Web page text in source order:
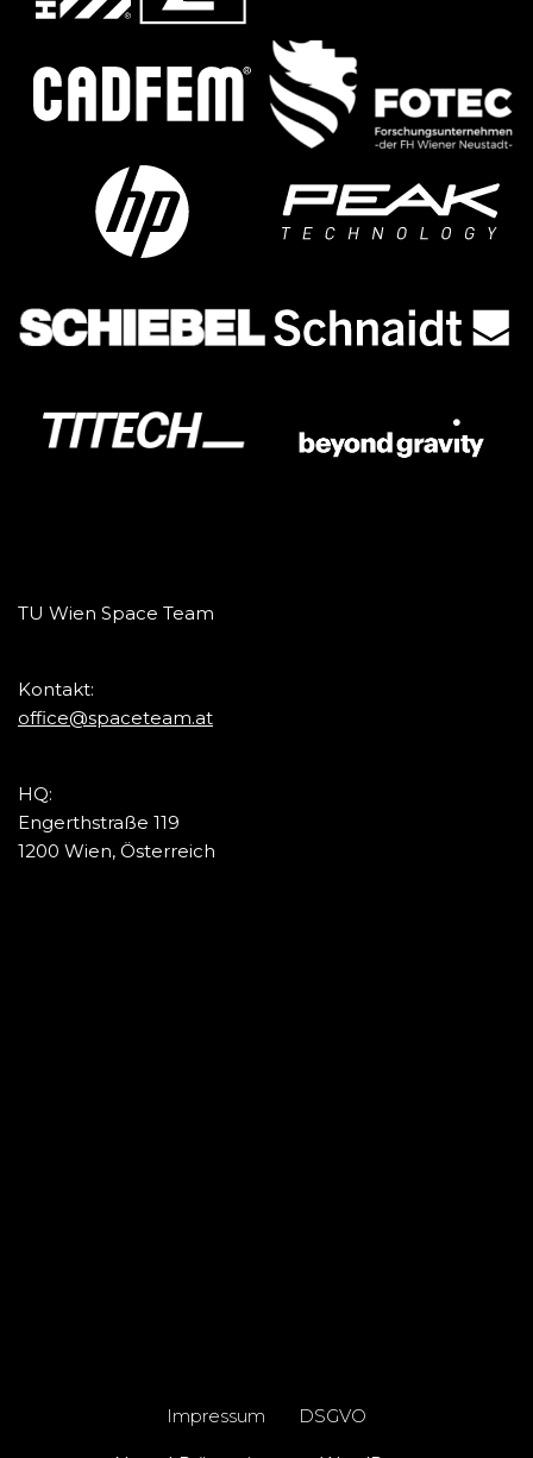
TU Wien Space Team
Kontakt:
office@spaceteam.at
HQ:
Engerthstraße 119
1200 Wien, Österreich
Impressum DSGVO